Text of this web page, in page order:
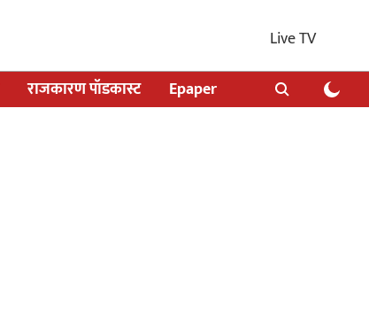
Live TV
राजकारण पॉडकास्ट Epaper